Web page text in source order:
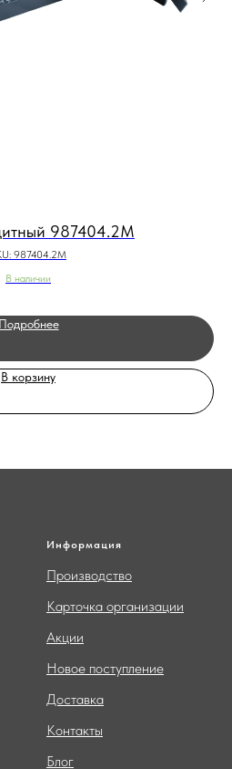
987404.2M
987404.2M
В наличии
Подробнее
В корзину
Информация
Производство
Карточка организации
Акции
Новое поступление
Доставка
Контакты
Блог